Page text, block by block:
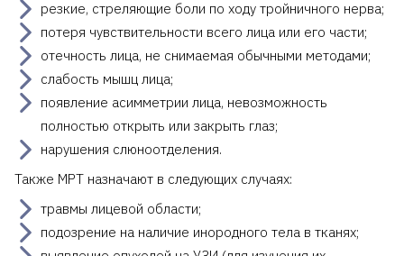
резкие, стреляющие боли по ходу тройничного нерва;
потеря чувствительности всего лица или его части;
отечность лица, не снимаемая обычными методами;
слабость мышц лица;
появление асимметрии лица, невозможность
полностью открыть или закрыть глаз;
нарушения слюноотделения.
Также МРТ назначают в следующих случаях:
травмы лицевой области;
подозрение на наличие инородного тела в тканях;